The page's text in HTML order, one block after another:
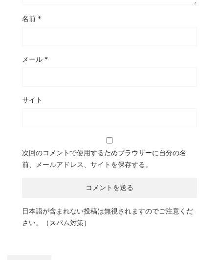
名前 *
メール *
サイト
次回のコメントで使用するためブラウザーに自分の名
前、メールアドレス、サイトを保存する。
日本語が含まれない投稿は無視されますのでご注意くだ
さい。（スパム対策）